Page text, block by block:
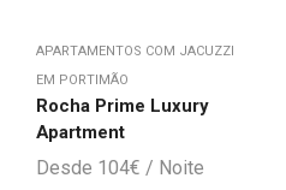
APARTAMENTOS COM JACUZZI
EM PORTIMÃO
Rocha Prime Luxury
Apartment
104€